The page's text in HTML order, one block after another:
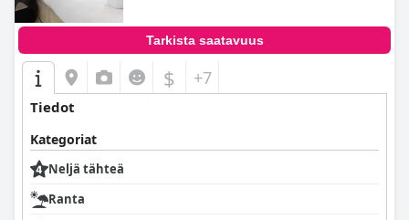
Tarkista saatavuus
$ +7
Tiedot
Kategoriat
Neljä tähteä
Ranta